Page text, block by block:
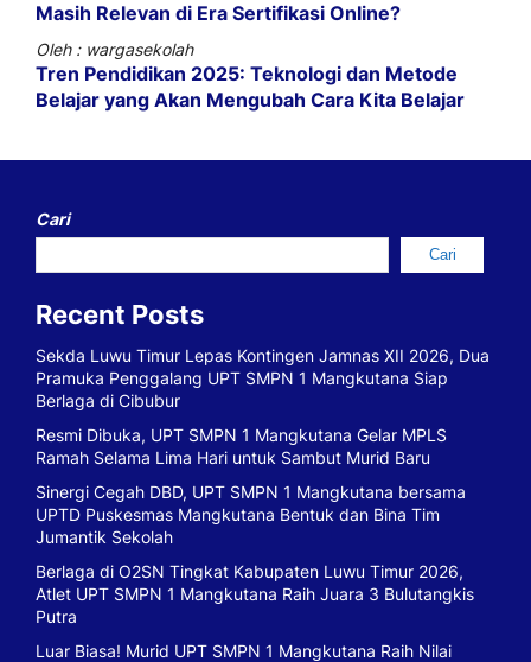
Masih Relevan di Era Sertifikasi Online?
Oleh : wargasekolah
Tren Pendidikan 2025: Teknologi dan Metode
Belajar yang Akan Mengubah Cara Kita Belajar
Cari
Cari
Recent Posts
Sekda Luwu Timur Lepas Kontingen Jamnas XII 2026, Dua
Pramuka Penggalang UPT SMPN 1 Mangkutana Siap
Berlaga di Cibubur
Resmi Dibuka, UPT SMPN 1 Mangkutana Gelar MPLS
Ramah Selama Lima Hari untuk Sambut Murid Baru
Sinergi Cegah DBD, UPT SMPN 1 Mangkutana bersama
UPTD Puskesmas Mangkutana Bentuk dan Bina Tim
Jumantik Sekolah
Berlaga di O2SN Tingkat Kabupaten Luwu Timur 2026,
Atlet UPT SMPN 1 Mangkutana Raih Juara 3 Bulutangkis
Putra
Luar Biasa! Murid UPT SMPN 1 Mangkutana Raih Nilai